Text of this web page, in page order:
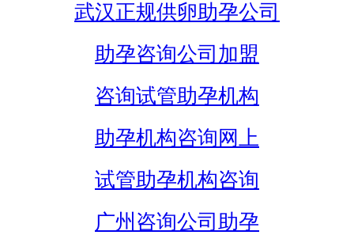
武汉正规供卵助孕公司
助孕咨询公司加盟
咨询试管助孕机构
助孕机构咨询网上
试管助孕机构咨询
广州咨询公司助孕